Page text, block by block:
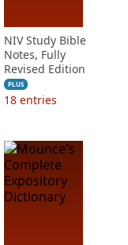
NIV Study Bible
Notes, Fully
Revised Edition
PLUS
18 entries